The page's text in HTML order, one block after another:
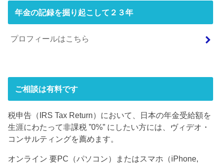
年金の記録を掘り起こして２３年
プロフィールはこちら
ご相談は有料です
税申告（IRS Tax Return）において、日本の年金受給額を
生涯にわたって非課税 ”0%” にしたい方には、ヴィデオ・
コンサルティングを薦めます。
オンライン 要PC（パソコン）またはスマホ（iPhone,